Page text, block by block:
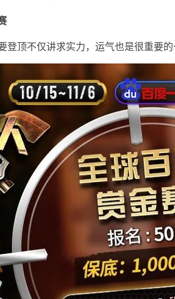
登顶不仅讲求实力，运气也是很重要的